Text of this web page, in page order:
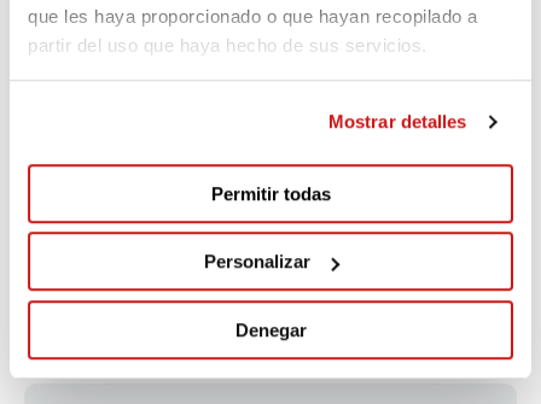
que les haya proporcionado o que hayan recopilado a
partir del uso que haya hecho de sus servicios.
Mostrar detalles
Permitir todas
Personalizar
Denegar
VER MÁS DONANTES
Comentarios (6)
PALOMA MARIA